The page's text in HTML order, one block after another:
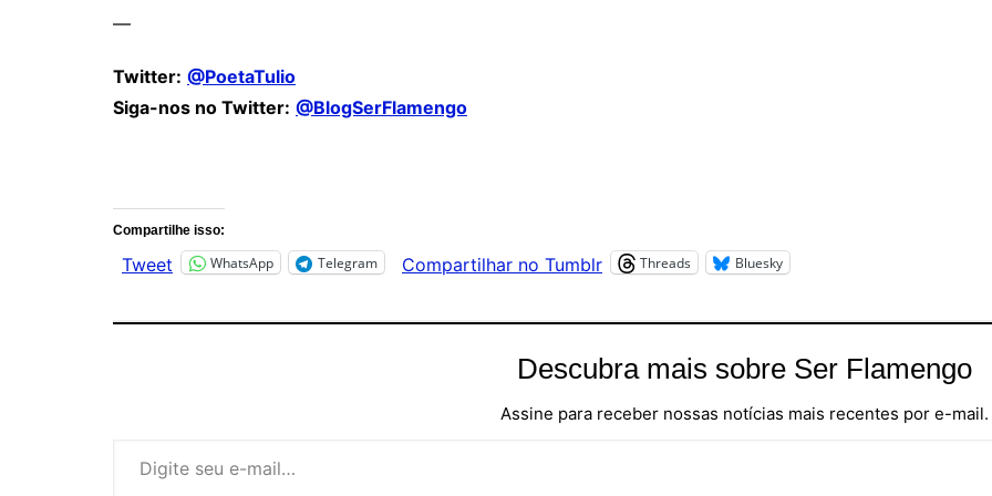
—
Twitter: @PoetaTulio
Siga-nos no Twitter: @BlogSerFlamengo
Compartilhe isso:
Tweet WhatsApp Telegram Compartilhar no Tumblr Threads Bluesky
Descubra mais sobre Ser Flamengo
Assine para receber nossas notícias mais recentes por e-mail.